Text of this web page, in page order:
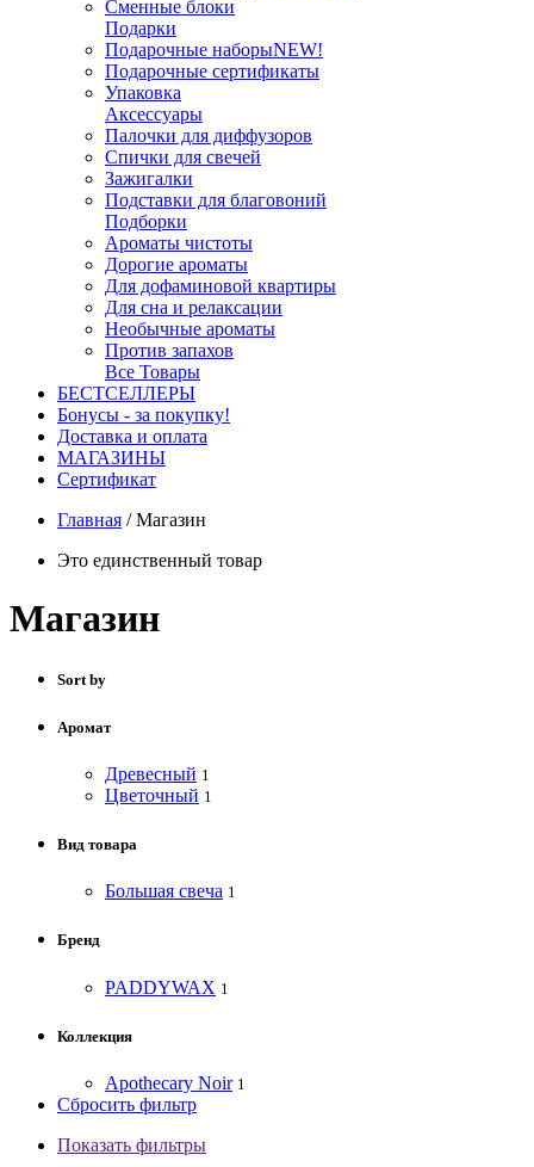
Сменные блоки
Подарки
Подарочные наборыNEW!
Подарочные сертификаты
Упаковка
Аксессуары
Палочки для диффузоров
Спички для свечей
Зажигалки
Подставки для благовоний
Подборки
Ароматы чистоты
Дорогие ароматы
Для дофаминовой квартиры
Для сна и релаксации
Необычные ароматы
Против запахов
Все Товары
БЕСТСЕЛЛЕРЫ
Бонусы - за покупку!
Доставка и оплата
МАГАЗИНЫ
Cертификат
Главная /Магазин
Это единственный товар
Магазин
Sort by
Аромат
Древесный 1
Цветочный 1
Вид товара
Большая свеча 1
Бренд
PADDYWAX 1
Коллекция
Apothecary Noir 1
Сбросить фильтр
Показать фильтры